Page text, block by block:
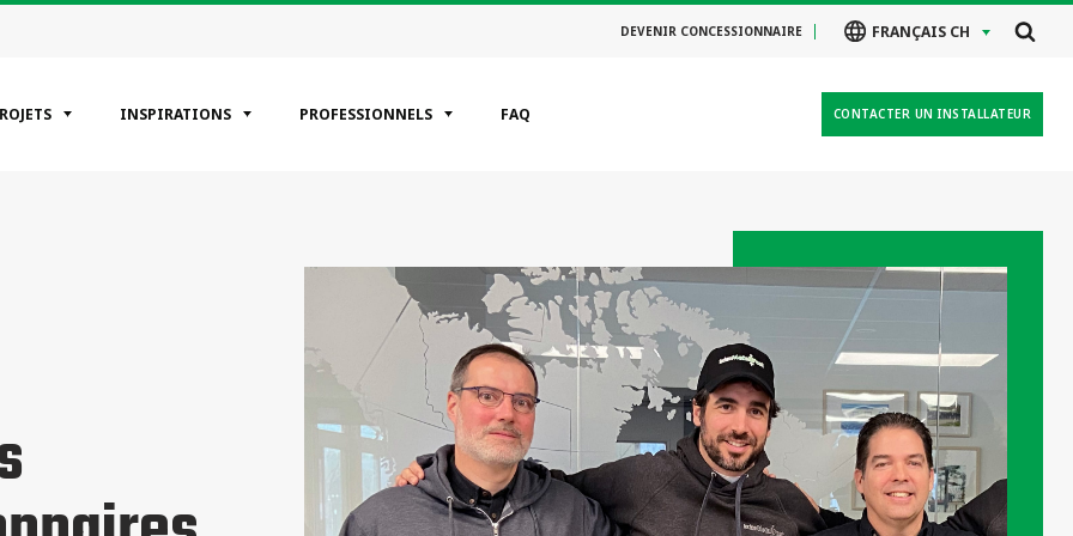
DEVENIR CONCESSIONNAIRE FRANÇAIS CH
INSPIRATIONS PROFESSIONNELS FAQ CONTACTER UN INSTALLATEUR